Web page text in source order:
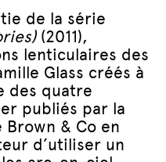
de la série
(2011),
lenticulaires des
Glass créés à
des quatre
publiés par la
& Co en
d’utiliser un